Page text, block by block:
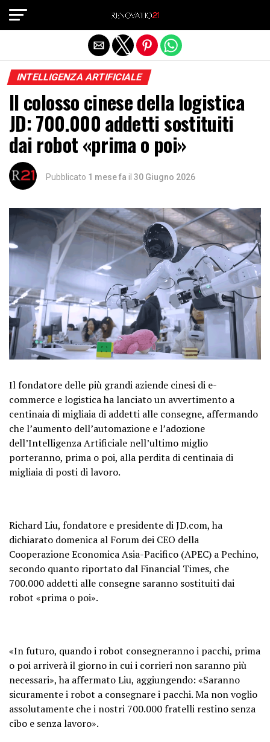
INTELLIGENZA ARTIFICIALE
Il colosso cinese della logistica
JD: 700.000 addetti sostituiti
dai robot «prima o poi»
Pubblicato 1 mese fa il 30 Giugno 2026
Il fondatore delle più grandi aziende cinesi di e-
commerce e logistica ha lanciato un avvertimento a
centinaia di migliaia di addetti alle consegne, affermando
che l’aumento dell’automazione e l’adozione
dell’Intelligenza Artificiale nell’ultimo miglio
porteranno, prima o poi, alla perdita di centinaia di
migliaia di posti di lavoro.
Richard Liu, fondatore e presidente di JD.com, ha
dichiarato domenica al Forum dei CEO della
Cooperazione Economica Asia-Pacifico (APEC) a Pechino,
secondo quanto riportato dal Financial Times, che
700.000 addetti alle consegne saranno sostituiti dai
robot «prima o poi».
«In futuro, quando i robot consegneranno i pacchi, prima
o poi arriverà il giorno in cui i corrieri non saranno più
necessari», ha affermato Liu, aggiungendo: «Saranno
sicuramente i robot a consegnare i pacchi. Ma non voglio
assolutamente che i nostri 700.000 fratelli restino senza
cibo e senza lavoro».
Exit mobile version